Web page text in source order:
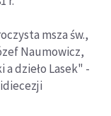
msza św.,
Naumowicz,
dzieło Lasek" -